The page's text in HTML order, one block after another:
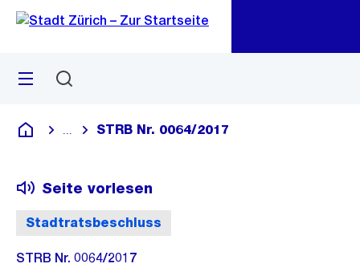
Navigation
Sprunglink
Menü
Deutsch
Blende alle Breadcrumbs ein
STRB Nr. 0064/2017
Stadtratsbeschluss
Seite vorlesen
STRB Nr. 0064/2017